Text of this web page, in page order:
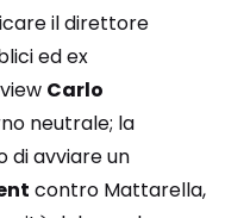
il direttore
ed ex
Carlo
neutrale; la
di avviare un
contro Mattarella,